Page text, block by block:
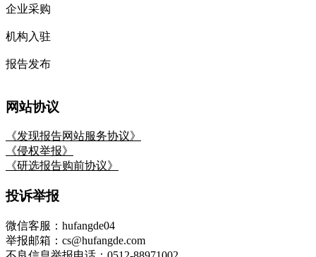
企业采购
机构入驻
报告发布
网站协议
《发现报告网站服务协议》
《侵权举报》
《研选报告购前协议》
投诉举报
微信客服：hufangde04
举报邮箱：cs@hufangde.com